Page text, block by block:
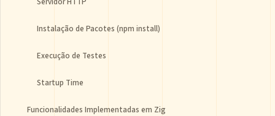
Instalação de Pacotes (npm install)
Execução de Testes
Startup Time
Funcionalidades Implementadas em Zig